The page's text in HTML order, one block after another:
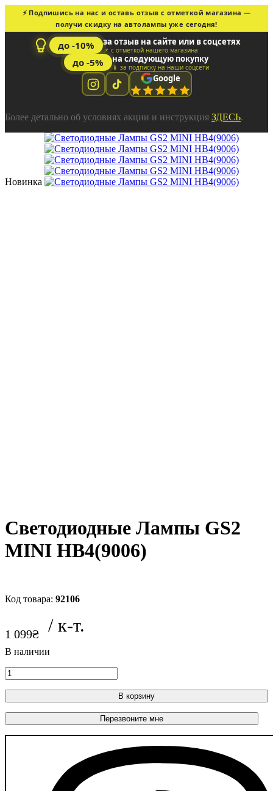
⚡ Подпишись на нас и оставь отзыв с отметкой магазина —
получи скидку на автолампы уже сегодня!
до -10% за отзыв на сайте или в соцсетях
📌 с отметкой нашего магазина
до -5% на следующую покупку
📱 за подписку на наши соцсети
Google
Более детально об условиях акции и инструкция ЗДЕСЬ.
Новинка
Светодиодные Лампы GS2
MINI HB4(9006)
92106
1 099₴
В корзину
Перезвоните мне